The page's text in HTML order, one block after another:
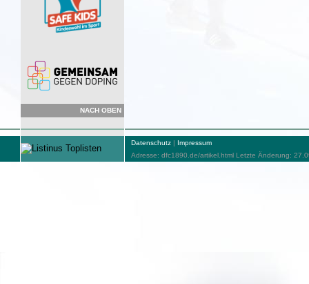
NACH OBEN
Datenschutz | Impressum
Adresse: dfc1890.de/artikel.html Letzte Änderung: